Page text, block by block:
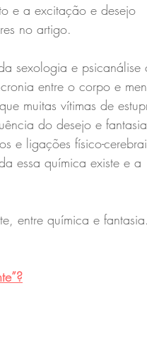
e a excitação e desejo
no artigo.
sexologia e psicanálise
entre o corpo e
muitas vítimas de
do desejo e fantasia
e ligações físico-
essa química existe e a
entre química e fantasia.